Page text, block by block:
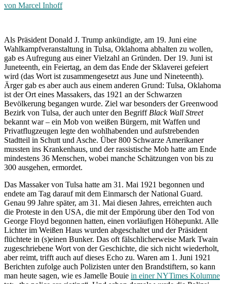
von Marcel Inhoff
Als Präsident Donald J. Trump ankündigte, am 19. Juni eine
Wahlkampfveranstaltung in Tulsa, Oklahoma abhalten zu wollen,
gab es Aufregung aus einer Vielzahl an Gründen. Der 19. Juni ist
Juneteenth, ein Feiertag, an dem das Ende der Sklaverei gefeiert
wird (das Wort ist zusammengesetzt aus June und Nineteenth).
Ärger gab es aber auch aus einem anderen Grund: Tulsa, Oklahoma
ist der Ort eines Massakers, das 1921 an der Schwarzen
Bevölkerung begangen wurde. Ziel war besonders der Greenwood
Bezirk von Tulsa, der auch unter den Begriff Black Wall Street
bekannt war – ein Mob von weißen Bürgern, mit Waffen und
Privatflugzeugen legte den wohlhabenden und aufstrebenden
Stadtteil in Schutt und Asche. Über 800 Schwarze Amerikaner
mussten ins Krankenhaus, und der rassistische Mob hatte am Ende
mindestens 36 Menschen, wobei manche Schätzungen von bis zu
300 ausgehen, ermordet.
Das Massaker von Tulsa hatte am 31. Mai 1921 begonnen und
endete am Tag darauf mit dem Einmarsch der National Guard.
Genau 99 Jahre später, am 31. Mai diesen Jahres, erreichten auch
die Proteste in den USA, die mit der Empörung über den Tod von
George Floyd begonnen hatten, einen vorläufigen Höhepunkt. Alle
Lichter im Weißen Haus wurden abgeschaltet und der Präsident
flüchtete in (s)einen Bunker. Das oft fälschlicherweise Mark Twain
zugeschriebene Wort von der Geschichte, die sich nicht wiederholt,
aber reimt, trifft auch auf dieses Echo zu. Waren am 1. Juni 1921
Berichten zufolge auch Polizisten unter den Brandstiftern, so kann
man heute sagen, wie es Jamelle Bouie in einer NYTimes Kolumne